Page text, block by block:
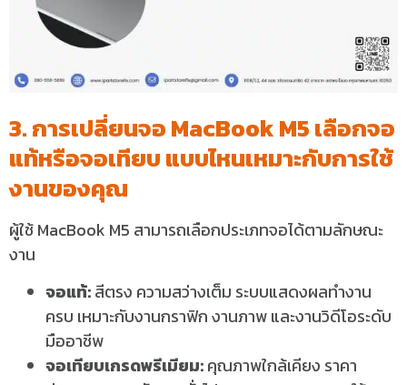
3. การเปลี่ยนจอ MacBook M5 เลือกจอ
แท้หรือจอเทียบ แบบไหนเหมาะกับการใช้
งานของคุณ
ผู้ใช้ MacBook M5 สามารถเลือกประเภทจอได้ตามลักษณะ
งาน
จอแท้:สีตรง ความสว่างเต็ม ระบบแสดงผลทำงาน
ครบ เหมาะกับงานกราฟิก งานภาพ และงานวิดีโอระดับ
มืออาชีพ
จอเทียบเกรดพรีเมียม:คุณภาพใกล้เคียง ราคา